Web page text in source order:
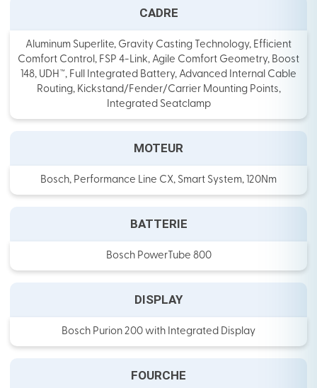
CADRE
Aluminum Superlite, Gravity Casting Technology, Efficient
Comfort Control, FSP 4-Link, Agile Comfort Geometry, Boost
148, UDH™, Full Integrated Battery, Advanced Internal Cable
Routing, Kickstand/Fender/Carrier Mounting Points,
Integrated Seatclamp
MOTEUR
Bosch, Performance Line CX, Smart System, 120Nm
BATTERIE
Bosch PowerTube 800
DISPLAY
Bosch Purion 200 with Integrated Display
FOURCHE